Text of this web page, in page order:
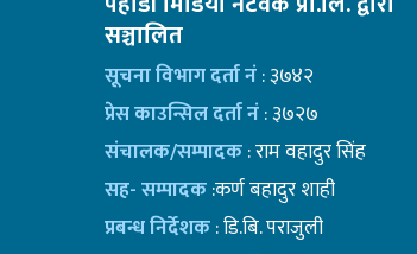
सञ्चालित
सूचना विभाग दर्ता नं: ३७४२
प्रेस काउन्सिल दर्ता नं: ३७२७
संचालक/सम्पादक: राम वहादुर सिंह
सह- सम्पादक:कर्ण बहादुर शाही
प्रबन्ध निर्देशक: डि.बि. पराजुली